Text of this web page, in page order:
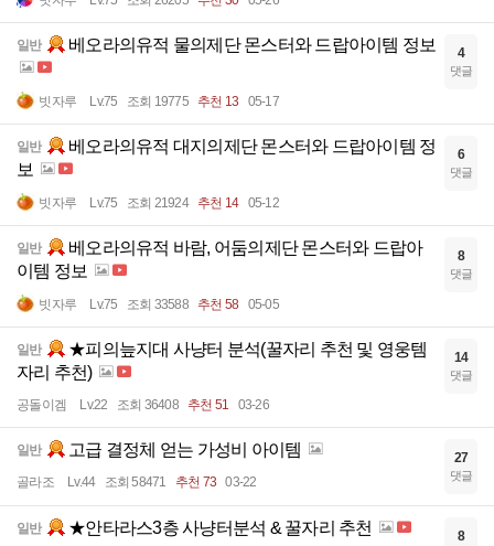
일반 베오라의유적 물의제단 몬스터와 드랍아이템 정보
빗자루 Lv.75 조회 19775 추천 13 05-17
4
댓글
일반
베오라의유적 대지의제단 몬스터와 드랍아이템 정
보
빗자루 Lv.75 조회 21924 추천 14 05-12
6
댓글
일반
베오라의유적 바람, 어둠의제단 몬스터와 드랍아
이템 정보
빗자루 Lv.75 조회 33588 추천 58 05-05
8
댓글
일반
★피의늪지대 사냥터 분석(꿀자리 추천 및 영웅템
자리 추천)
공돌이겜 Lv.22 조회 36408 추천 51 03-26
14
댓글
일반 고급 결정체 얻는 가성비 아이템
골라조 Lv.44 조회 58471 추천 73 03-22
27
댓글
일반 ★안타라스3층 사냥터분석 & 꿀자리 추천 8